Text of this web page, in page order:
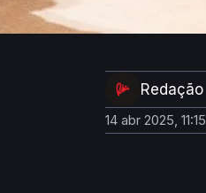
Redação
14 abr 2025, 11:15